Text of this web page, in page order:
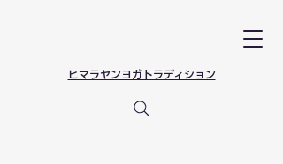
​ヒマラヤンヨガトラディション